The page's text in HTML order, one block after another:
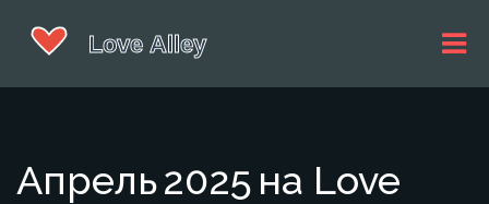
Апрель 2025 на Love